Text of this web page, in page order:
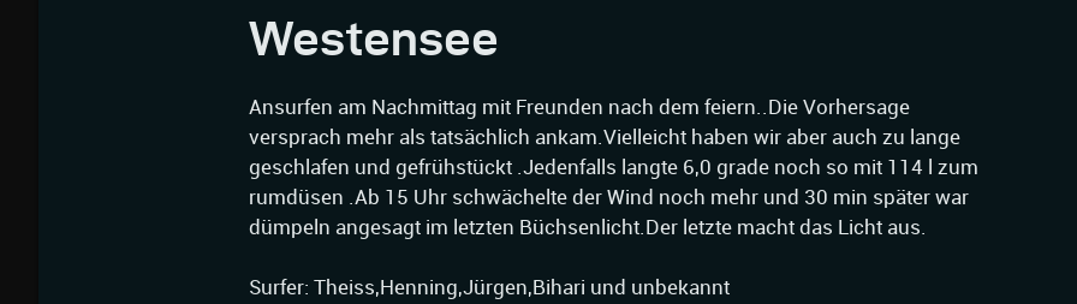
Westensee
Ansurfen am Nachmittag mit Freunden nach dem feiern..Die Vorhersage
versprach mehr als tatsächlich ankam.Vielleicht haben wir aber auch zu lange
geschlafen und gefrühstückt .Jedenfalls langte 6,0 grade noch so mit 114 l zum
rumdüsen .Ab 15 Uhr schwächelte der Wind noch mehr und 30 min später war
dümpeln angesagt im letzten Büchsenlicht.Der letzte macht das Licht aus.
Surfer: Theiss,Henning,Jürgen,Bihari und unbekannt